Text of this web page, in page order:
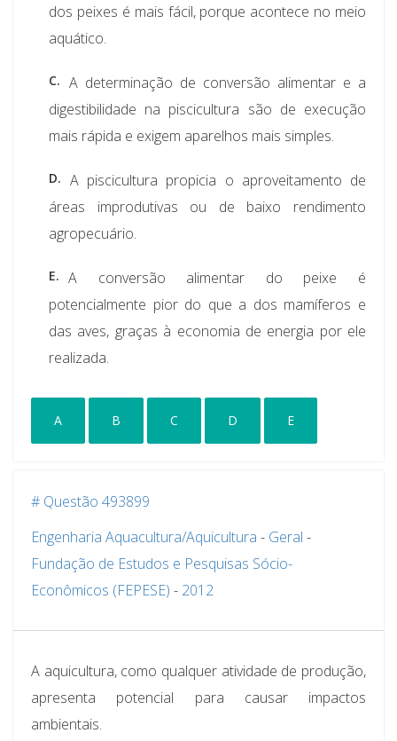
dos peixes é mais fácil, porque acontece no meio
aquático.
C. A determinação de conversão alimentar e a
digestibilidade na piscicultura são de execução
mais rápida e exigem aparelhos mais simples.
D. A piscicultura propicia o aproveitamento de
áreas improdutivas ou de baixo rendimento
agropecuário.
E. A conversão alimentar do peixe é
potencialmente pior do que a dos mamíferos e
das aves, graças à economia de energia por ele
realizada.
A B C D E
# Questão 493899
Engenharia Aquacultura/Aquicultura - Geral -
Fundação de Estudos e Pesquisas Sócio-
Econômicos (FEPESE) - 2012
A aquicultura, como qualquer atividade de produção,
apresenta potencial para causar impactos
ambientais.